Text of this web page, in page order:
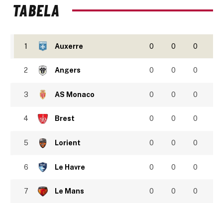
TABELA
1 Auxerre 0 0 0
2 Angers 0 0 0
3 AS Monaco 0 0 0
4 Brest 0 0 0
5 Lorient 0 0 0
6 Le Havre 0 0 0
7 Le Mans 0 0 0